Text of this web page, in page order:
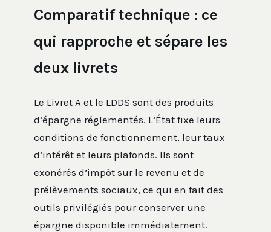
Comparatif technique : ce
qui rapproche et sépare les
deux livrets
Le Livret A et le LDDS sont des produits
d’épargne réglementés. L’État fixe leurs
conditions de fonctionnement, leur taux
d’intérêt et leurs plafonds. Ils sont
exonérés d’impôt sur le revenu et de
prélèvements sociaux, ce qui en fait des
outils privilégiés pour conserver une
épargne disponible immédiatement.